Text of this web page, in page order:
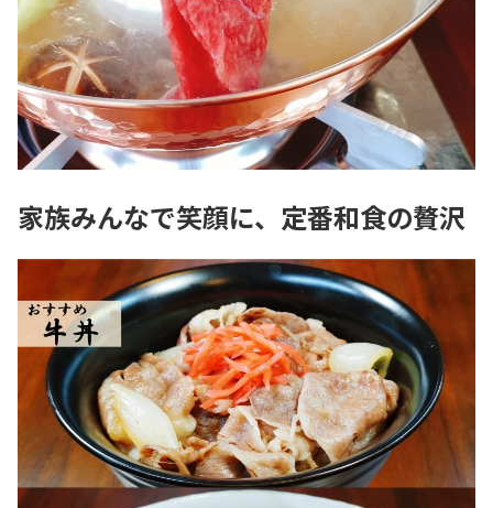
家族みんなで笑顔に、定番和食の贅沢